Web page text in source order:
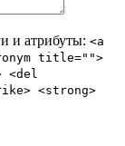
и атрибуты: <a
title="">
<del
<strong>